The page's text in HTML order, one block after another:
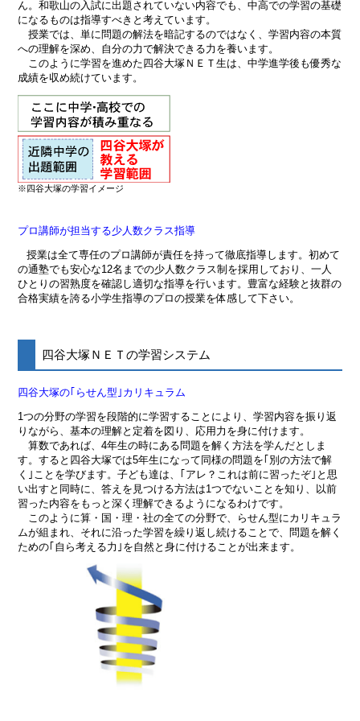
ん。和歌山の入試に出題されていない内容でも、中高での学習の基礎
になるものは指導すべきと考えています。
授業では、単に問題の解法を暗記するのではなく、学習内容の本質
への理解を深め、自分の力で解決できる力を養います。
このように学習を進めた四谷大塚ＮＥＴ生は、中学進学後も優秀な
成績を収め続けています。
※四谷大塚の学習イメージ
プロ講師が担当する少人数クラス指導
授業は全て専任のプロ講師が責任を持って徹底指導します。初めて
の通塾でも安心な12名までの少人数クラス制を採用しており、一人
ひとりの習熟度を確認し適切な指導を行います。豊富な経験と抜群の
合格実績を誇る小学生指導のプロの授業を体感して下さい。
四谷大塚ＮＥＴの学習システム
四谷大塚の｢らせん型｣カリキュラム
1つの分野の学習を段階的に学習することにより、学習内容を振り返
りながら、基本の理解と定着を図り、応用力を身に付けます。
算数であれば、4年生の時にある問題を解く方法を学んだとしま
す。すると四谷大塚では5年生になって同様の問題を｢別の方法で解
く｣ことを学びます。子ども達は、｢アレ？これは前に習ったぞ｣と思
い出すと同時に、答えを見つける方法は1つでないことを知り、以前
習った内容をもっと深く理解できるようになるわけです。
このように算・国・理・社の全ての分野で、らせん型にカリキュラ
ムが組まれ、それに沿った学習を繰り返し続けることで、問題を解く
ための｢自ら考える力｣を自然と身に付けることが出来ます。